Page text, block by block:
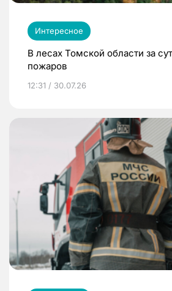
Интересное
В лесах Томской области за
пожаров
12:31 / 30.07.26